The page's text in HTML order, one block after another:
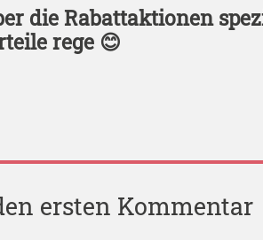
die Rabattaktionen
rege 😊
ersten Kommentar